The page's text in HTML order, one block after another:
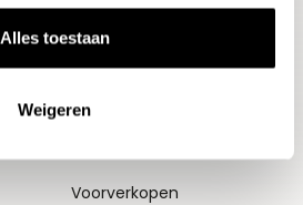
Alles toestaan
WeigerenThema's
Voorverkopen